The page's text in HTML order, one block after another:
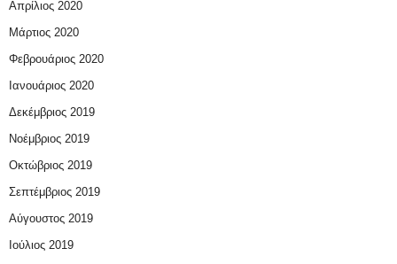
Απρίλιος 2020
Μάρτιος 2020
Φεβρουάριος 2020
Ιανουάριος 2020
Δεκέμβριος 2019
Νοέμβριος 2019
Οκτώβριος 2019
Σεπτέμβριος 2019
Αύγουστος 2019
Ιούλιος 2019